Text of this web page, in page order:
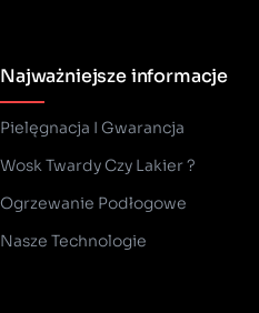
Najważniejsze informacje
Pielęgnacja I Gwarancja
Wosk Twardy Czy Lakier ?
­Ogrzewanie Podłogowe
Nasze Technologie